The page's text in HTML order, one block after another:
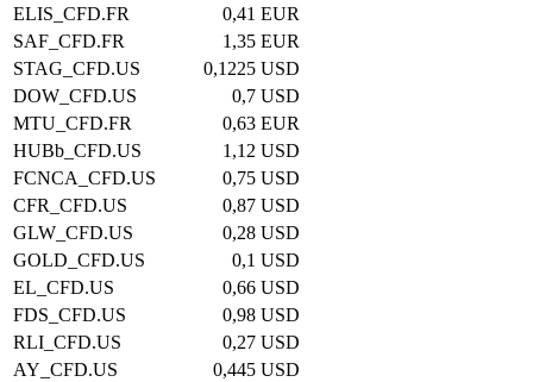
ELIS_CFD.FR
0,41 EUR
SAF_CFD.FR
1,35 EUR
STAG_CFD.US
0,1225 USD
DOW_CFD.US
0,7 USD
MTU_CFD.FR
0,63 EUR
HUBb_CFD.US
1,12 USD
FCNCA_CFD.US
0,75 USD
CFR_CFD.US
0,87 USD
GLW_CFD.US
0,28 USD
GOLD_CFD.US
0,1 USD
EL_CFD.US
0,66 USD
FDS_CFD.US
0,98 USD
RLI_CFD.US
0,27 USD
AY_CFD.US
0,445 USD